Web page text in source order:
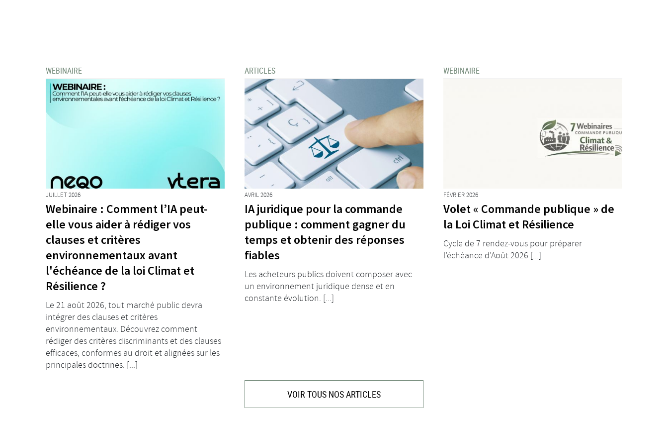
WEBINAIRE
JUILLET 2026
Webinaire : Comment l’IA peut-
elle vous aider à rédiger vos
clauses et critères
environnementaux avant
l'échéance de la loi Climat et
Résilience ?
Le 21 août 2026, tout marché public devra
intégrer des clauses et critères
environnementaux. Découvrez comment
rédiger des critères discriminants et des clauses
efficaces, conformes au droit et alignées sur les
principales doctrines. [...]
ARTICLES
AVRIL 2026
IA juridique pour la commande
publique : comment gagner du
temps et obtenir des réponses
fiables
Les acheteurs publics doivent composer avec
un environnement juridique dense et en
constante évolution. [...]
WEBINAIRE
FÉVRIER 2026
Volet « Commande publique » de
la Loi Climat et Résilience
Cycle de 7 rendez-vous pour préparer
l’échéance d'Août 2026 [...]
VOIR TOUS NOS ARTICLES